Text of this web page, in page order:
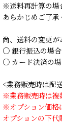
※送料再計算の場
あらかじめご了承
尚、送料の変更が
○ 銀行振込の場合
○ カード決済の場
<業務販売時は配
※業務販売時は複
※オプション価格
オプションの下代